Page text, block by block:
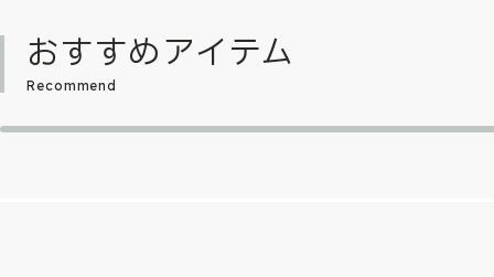
おすすめアイテム
Recommend